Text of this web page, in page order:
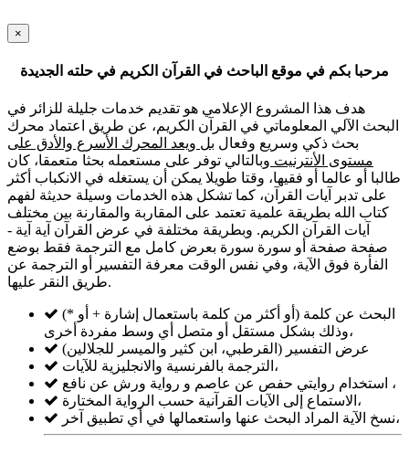
×
مرحبا بكم في موقع الباحث في القرآن الكريم في حلته الجديدة
هدف هذا المشروع الإعلامي هو تقديم خدمات جليلة للزائر في
البحث الآلي المعلوماتي في القرآن الكريم، عن طريق اعتماد محرك
بحث ذكي وسريع وفعال بل ويعد المحرك الأسرع والأدق على
مستوى الأنترنيت وبالتالي توفر على مستعمله بحثا متعمقا، كان
طالبا أو عالما أو فقيها، وقتا طويلا يمكن أن يستغله في الانكباب أكثر
على تدبر آيات القرآن، كما تشكل هذه الخدمات وسيلة حديثة لفهم
كتاب الله بطريقة علمية تعتمد على المقاربة والمقارنة بين مختلف
آيات القرآن الكريم. وبطريقة مختلفة في عرض القرآن آية آية -
صفحة صفحة أو سورة سورة بعرض كامل مع الترجمة فقط بوضع
الفأرة فوق الآية، وفي نفس الوقت معرفة التفسير أو الترجمة عن
طريق النقر عليها.
وذلك بشكل مستقل أو متصل أي وسط مفردة أخرى،
عرض التفسير (القرطبي، ابن كثير والميسر للجلالين)
الترجمة بالفرنسية والانجليزية للآيات،
استخدام روايتي حفص عن عاصم و رواية ورش عن نافع ،
الاستماع إلى الآيات القرآنية حسب الرواية المختارة،
نسخ الآية المراد البحث عنها واستعمالها في أي تطبيق آخر،